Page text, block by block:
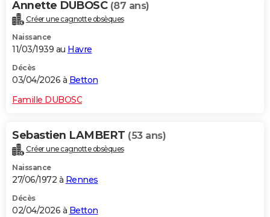
Annette DUBOSC (87 ans)
Créer une cagnotte obsèques
Naissance
11/03/1939 au Havre
Décès
03/04/2026 à Betton
Famille DUBOSC
Sebastien LAMBERT (53 ans)
Créer une cagnotte obsèques
Naissance
27/06/1972 à Rennes
Décès
02/04/2026 à Betton